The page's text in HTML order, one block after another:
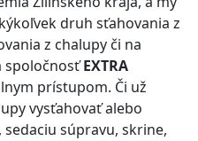
druh sťahovania z
z chalupy či na
spoločnosťEXTRA
prístupom. Či už
vysťahovať alebo
súpravu, skrine,